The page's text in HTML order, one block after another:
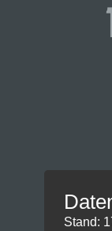
Stand: